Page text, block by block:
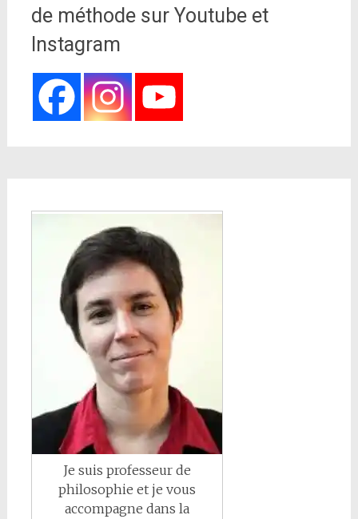
de méthode sur Youtube et
Instagram
Je suis professeur de
philosophie et je vous
accompagne dans la